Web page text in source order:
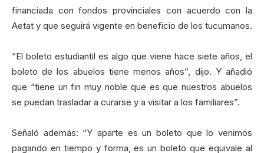
financiada con fondos provinciales con acuerdo con la
Aetat y que seguirá vigente en beneficio de los tucumanos.
“El boleto estudiantil es algo que viene hace siete años, el
boleto de los abuelos tiene menos años”, dijo. Y añadió
que “tiene un fin muy noble que es que nuestros abuelos
se puedan trasladar a curarse y a visitar a los familiares”.
Señaló además: “Y aparte es un boleto que lo venimos
pagando en tiempo y forma, es un boleto que equivale al